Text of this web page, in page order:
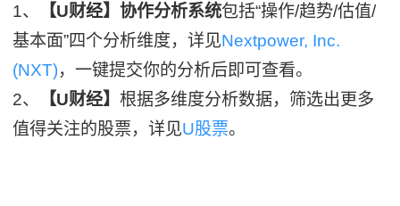
1、
【U财经】协作分析系统包括“操作/趋势/估值/
基本面”四个分析维度，详见Nextpower, Inc.
(NXT)，一键提交你的分析后即可查看。
2、
【U财经】根据多维度分析数据，筛选出更多
值得关注的股票，详见U股票。